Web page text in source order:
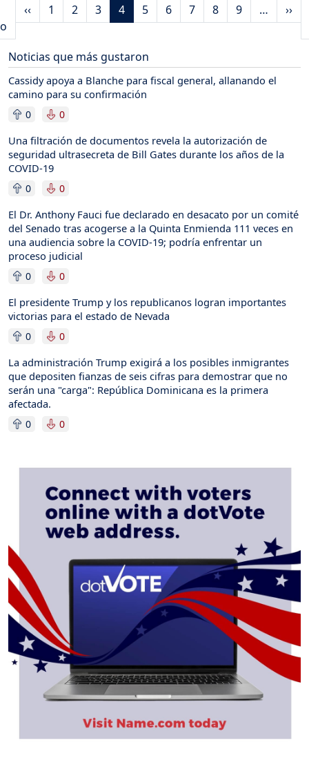
Paginación
Primera página
‹‹Página anterior
1 2 3 4 5 6 7 8 9 … ››
Noticias que más gustaron
Cassidy apoya a Blanche para fiscal general, allanando el
camino para su confirmación
0 0
Una filtración de documentos revela la autorización de
seguridad ultrasecreta de Bill Gates durante los años de la
COVID-19
0 0
El Dr. Anthony Fauci fue declarado en desacato por un comité
del Senado tras acogerse a la Quinta Enmienda 111 veces en
una audiencia sobre la COVID-19; podría enfrentar un
proceso judicial
0 0
El presidente Trump y los republicanos logran importantes
victorias para el estado de Nevada
0 0
La administración Trump exigirá a los posibles inmigrantes
que depositen fianzas de seis cifras para demostrar que no
serán una "carga": República Dominicana es la primera
afectada.
0 0